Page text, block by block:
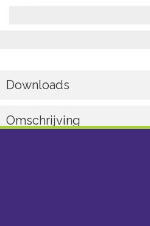
Downloads
Omschrijving